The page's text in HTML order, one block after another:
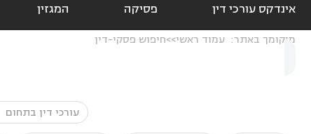
אינדקס עורכי דין פסיקה המגזין
מיקומך באתר: עמוד ראשי חיפוש פסקי-דין